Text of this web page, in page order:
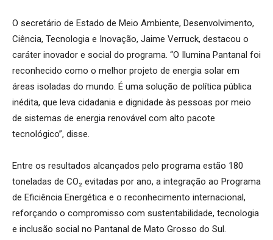
O secretário de Estado de Meio Ambiente, Desenvolvimento,
Ciência, Tecnologia e Inovação, Jaime Verruck, destacou o
caráter inovador e social do programa. “O Ilumina Pantanal foi
reconhecido como o melhor projeto de energia solar em
áreas isoladas do mundo. É uma solução de política pública
inédita, que leva cidadania e dignidade às pessoas por meio
de sistemas de energia renovável com alto pacote
tecnológico”, disse.
Entre os resultados alcançados pelo programa estão 180
toneladas de CO₂ evitadas por ano, a integração ao Programa
de Eficiência Energética e o reconhecimento internacional,
reforçando o compromisso com sustentabilidade, tecnologia
e inclusão social no Pantanal de Mato Grosso do Sul.